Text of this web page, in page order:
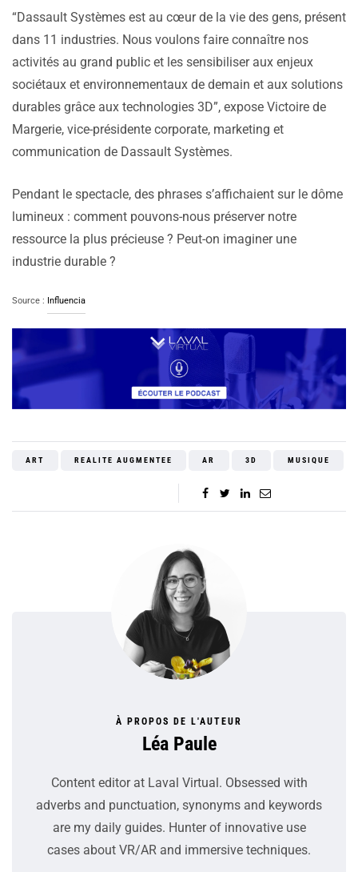
“Dassault Systèmes est au cœur de la vie des gens, présent
dans 11 industries. Nous voulons faire connaître nos
activités au grand public et les sensibiliser aux enjeux
sociétaux et environnementaux de demain et aux solutions
durables grâce aux technologies 3D”, expose Victoire de
Margerie, vice-présidente corporate, marketing et
communication de Dassault Systèmes.
Pendant le spectacle, des phrases s’affichaient sur le dôme
lumineux : comment pouvons-nous préserver notre
ressource la plus précieuse ? Peut-on imaginer une
industrie durable ?
Source : Influencia
ART REALITE AUGMENTEE AR 3D MUSIQUE
À PROPOS DE L'AUTEUR
Léa Paule
Content editor at Laval Virtual. Obsessed with
adverbs and punctuation, synonyms and keywords
are my daily guides. Hunter of innovative use
cases about VR/AR and immersive techniques.